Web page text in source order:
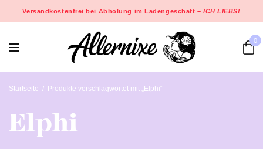
Versandkostenfrei bei Abholung im Ladengeschäft –ICH LIEBS!
0
Startseite / Produkte verschlagwortet mit „Elphi“
Elphi